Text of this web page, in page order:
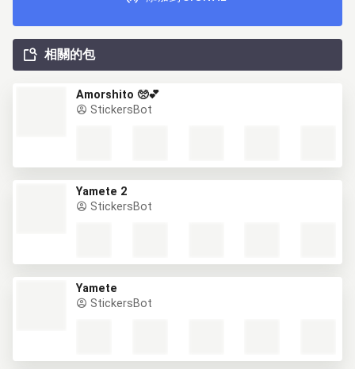
相關的包
Amorshito 🥺💕
StickersBot
Yamete 2
StickersBot
Yamete
StickersBot